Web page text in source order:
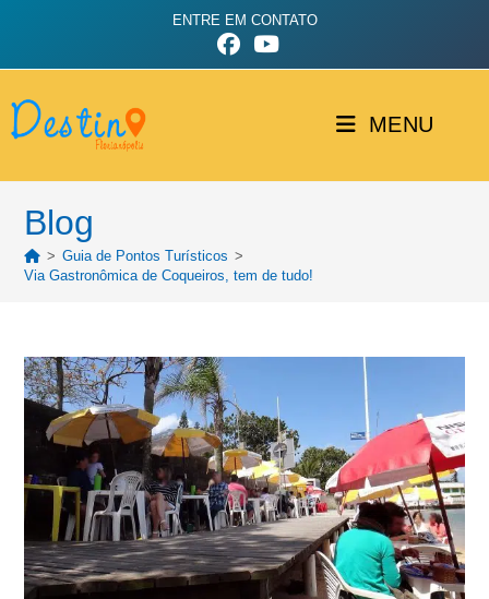
ENTRE EM CONTATO
MENU
Blog
> Guia de Pontos Turísticos >
Via Gastronômica de Coqueiros, tem de tudo!